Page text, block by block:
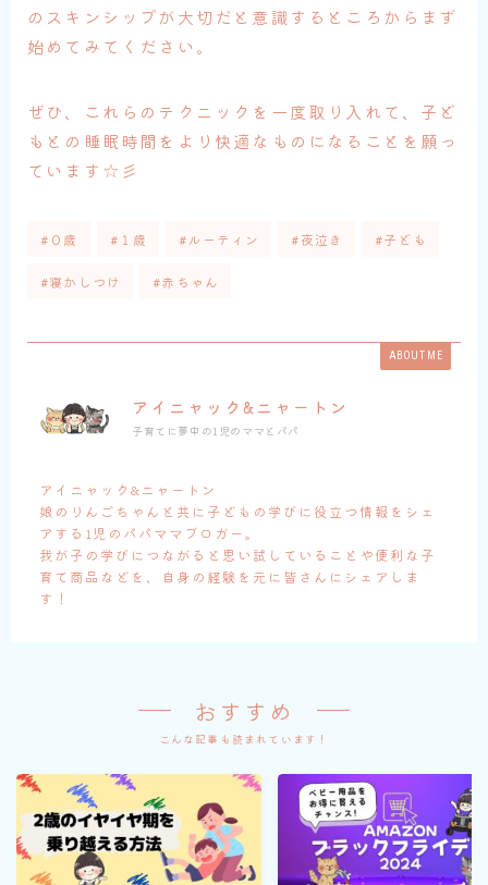
のスキンシップが大切だと意識するところからまず
始めてみてください。
ぜひ、これらのテクニックを一度取り入れて、子ど
もとの睡眠時間をより快適なものになることを願っ
ています☆彡
#０歳 #１歳 #ルーティン #夜泣き #子ども
#寝かしつけ #赤ちゃん
ABOUT ME
アイニャック&ニャートン
子育てに夢中の1児のママとパパ
アイニャック&ニャートン
娘のりんごちゃんと共に子どもの学びに役立つ情報をシェ
アする1児のパパママブロガー。
我が子の学びにつながると思い試していることや便利な子
育て商品などを、自身の経験を元に皆さんにシェアしま
す！
おすすめ
こんな記事も読まれています！